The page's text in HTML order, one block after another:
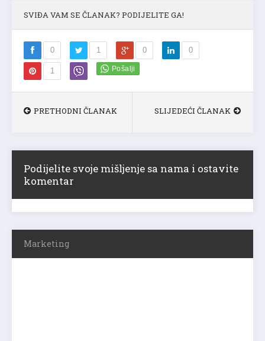
SVIĐA VAM SE ČLANAK? PODIJELITE GA!
0 1 0 0
1
PRETHODNI ČLANAK SLIJEDEĆI ČLANAK
Podijelite svoje mišljenje sa nama i ostavite
komentar
Marketing